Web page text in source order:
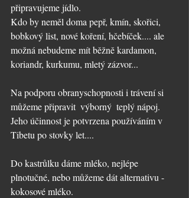
připravujeme jídlo.
Kdo by neměl doma pepř, kmín, skořici,
bobkový list, nové koření, hčebíček.... ale
možná nebudeme mít běžně kardamon,
koriandr, kurkumu, mletý zázvor...
Na podporu obranyschopnosti i trávení si
můžeme připravit  výborný  teplý nápoj.
Jeho účinnost je potvrzena používáním v
Tibetu po stovky let....
Do kastrůlku dáme mléko, nejlépe
plnotučné, nebo můžeme dát alternativu -
kokosové mléko.